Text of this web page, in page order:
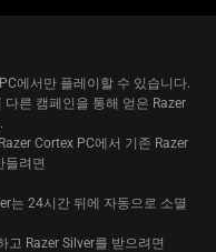
에서만 플레이할 수 있습니다.
른 캠페인을 통해 얻은 Razer
Cortex PC에서 기존 Razer
들려면
는 24시간 뒤에 자동으로 소멸
Razer Silver를 받으려면